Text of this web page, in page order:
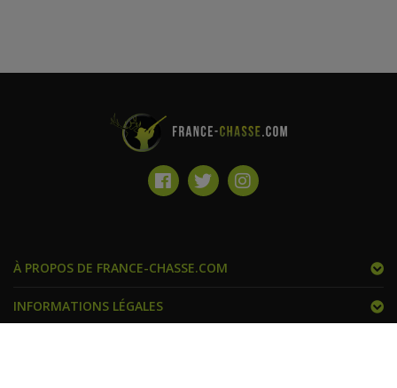
À PROPOS DE FRANCE-CHASSE.COM
INFORMATIONS LÉGALES